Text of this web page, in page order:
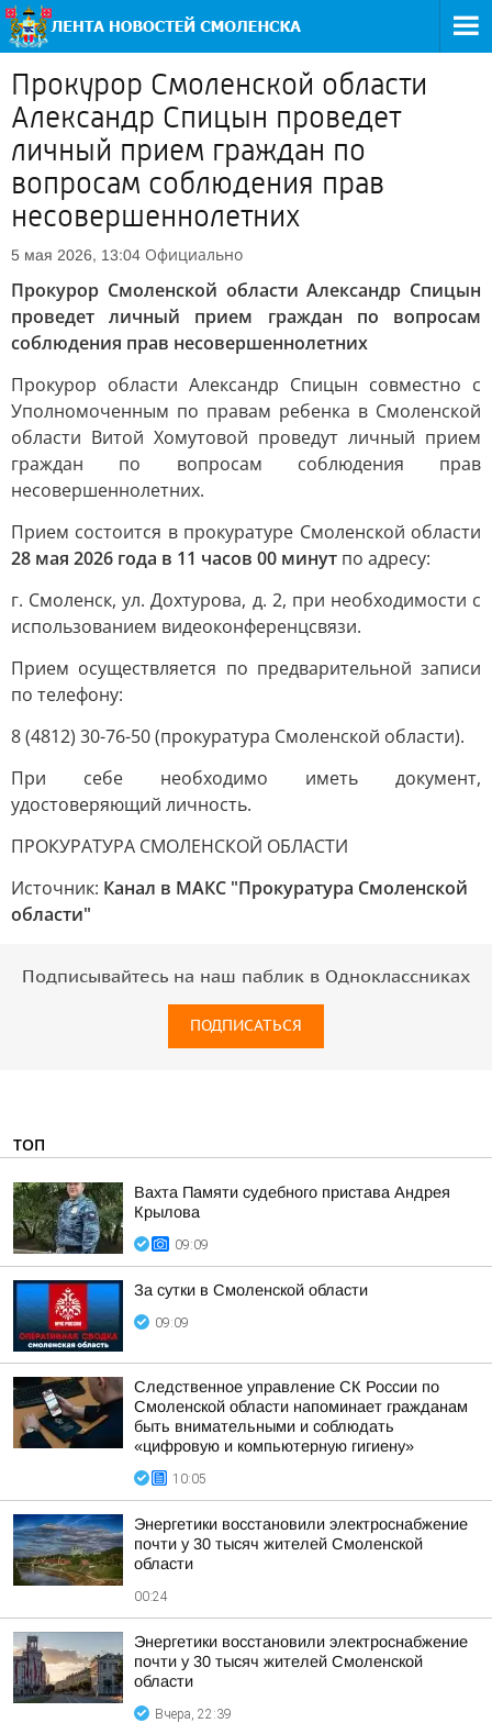
Прокурор Смоленской области
Александр Спицын проведет
личный прием граждан по
вопросам соблюдения прав
несовершеннолетних
5 мая 2026, 13:04 Официально
Прокурор Смоленской области Александр Спицын
проведет личный прием граждан по вопросам
соблюдения прав несовершеннолетних
Прокурор области Александр Спицын совместно с
Уполномоченным по правам ребенка в Смоленской
области Витой Хомутовой проведут личный прием
граждан по вопросам соблюдения прав
несовершеннолетних.
Прием состоится в прокуратуре Смоленской области
28 мая 2026 года в 11 часов 00 минут по адресу:
г. Смоленск, ул. Дохтурова, д. 2, при необходимости с
использованием видеоконференцсвязи.
Прием осуществляется по предварительной записи
по телефону:
8 (4812) 30-76-50 (прокуратура Смоленской области).
При себе необходимо иметь документ,
удостоверяющий личность.
ПРОКУРАТУРА СМОЛЕНСКОЙ ОБЛАСТИ
Источник: Канал в МАКС "Прокуратура Смоленской
области"
Подписывайтесь на наш паблик в Одноклассниках
ПОДПИСАТЬСЯ
ТОП
Вахта Памяти судебного пристава Андрея
Крылова
09:09
За сутки в Смоленской области
09:09
Следственное управление СК России по
Смоленской области напоминает гражданам
быть внимательными и соблюдать
«цифровую и компьютерную гигиену»
10:05
Энергетики восстановили электроснабжение
почти у 30 тысяч жителей Смоленской
области
00:24
Энергетики восстановили электроснабжение
почти у 30 тысяч жителей Смоленской
области
Вчера, 22:39